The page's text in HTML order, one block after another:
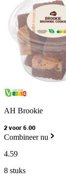
AH Brookie
2 voor 6.00
Combineer nu
4.59
8 stuks